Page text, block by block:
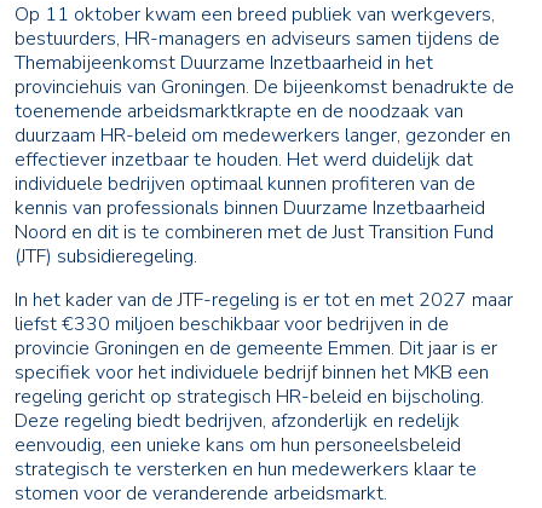
Op 11 oktober kwam een breed publiek van werkgevers,
bestuurders, HR-managers en adviseurs samen tijdens de
Themabijeenkomst Duurzame Inzetbaarheid in het
provinciehuis van Groningen. De bijeenkomst benadrukte de
toenemende arbeidsmarktkrapte en de noodzaak van
duurzaam HR-beleid om medewerkers langer, gezonder en
effectiever inzetbaar te houden. Het werd duidelijk dat
individuele bedrijven optimaal kunnen profiteren van de
kennis van professionals binnen Duurzame Inzetbaarheid
Noord en dit is te combineren met de Just Transition Fund
(JTF) subsidieregeling.
In het kader van de JTF-regeling is er tot en met 2027 maar
liefst €330 miljoen beschikbaar voor bedrijven in de
provincie Groningen en de gemeente Emmen. Dit jaar is er
specifiek voor het individuele bedrijf binnen het MKB een
regeling gericht op strategisch HR-beleid en bijscholing.
Deze regeling biedt bedrijven, afzonderlijk en redelijk
eenvoudig, een unieke kans om hun personeelsbeleid
strategisch te versterken en hun medewerkers klaar te
stomen voor de veranderende arbeidsmarkt.